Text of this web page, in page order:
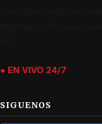
● EN VIVO 24/7
SIGUENOS